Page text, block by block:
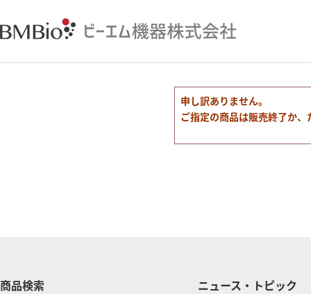
申し訳ありません。
ご指定の商品は販売終了か
商品検索 ニュース・トピック